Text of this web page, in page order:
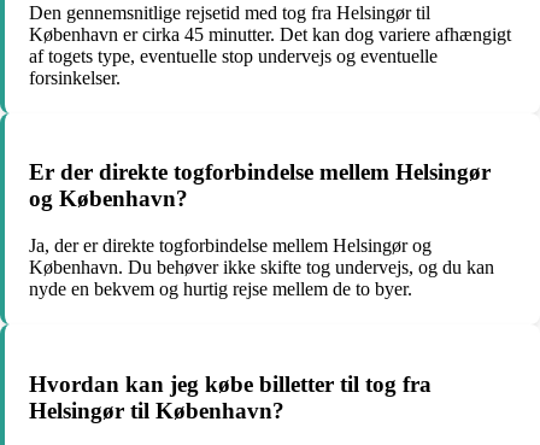
Den gennemsnitlige rejsetid med tog fra Helsingør til
København er cirka 45 minutter. Det kan dog variere afhængigt
af togets type, eventuelle stop undervejs og eventuelle
forsinkelser.
Er der direkte togforbindelse mellem Helsingør
og København?
Ja, der er direkte togforbindelse mellem Helsingør og
København. Du behøver ikke skifte tog undervejs, og du kan
nyde en bekvem og hurtig rejse mellem de to byer.
Hvordan kan jeg købe billetter til tog fra
Helsingør til København?